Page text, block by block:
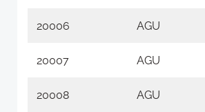
20006 AGU
20007 AGU
20008 AGU